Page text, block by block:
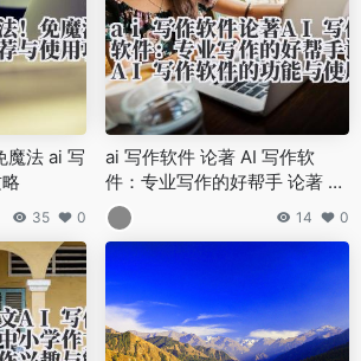
魔法 ai 写
35 0
ai 写作软件 论著 AI 写作软
件：专业写作的好帮手 论著 AI
写作软件的功能与使用策略
14 0